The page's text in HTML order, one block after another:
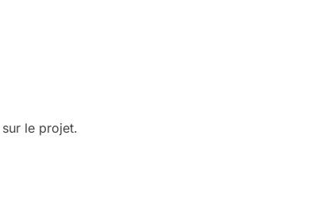
sur le projet.